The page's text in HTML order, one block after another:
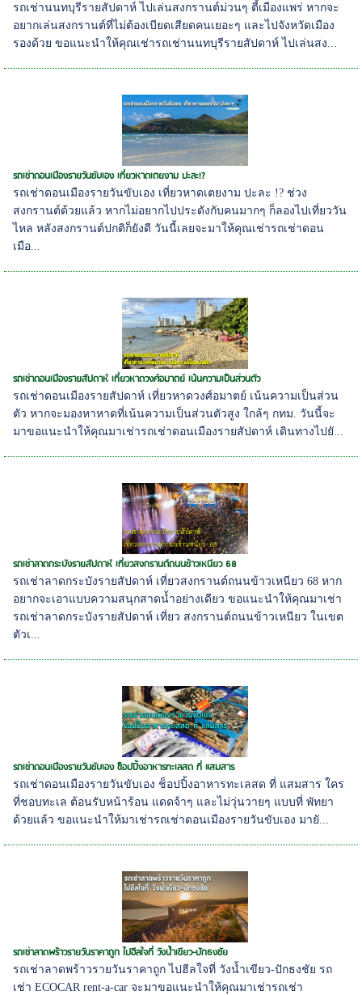
รถเช่านนทบุรีรายสัปดาห์ ไปเล่นสงกรานต์ม่วนๆ ตี้เมืองแพร่ หากจะ
อยากเล่นสงกรานต์ที่ไม่ต้องเบียดเสียดคนเยอะๆ และไปจังหวัดเมือง
รองด้วย ขอแนะนำให้คุณเช่ารถเช่านนทบุรีรายสัปดาห์ ไปเล่นสง...
รถเช่าดอนเมืองรายวันขับเอง เที่ยวหาดเตยงาม ปะละ!?
รถเช่าดอนเมืองรายวันขับเอง เที่ยวหาดเตยงาม ปะละ !? ช่วง
สงกรานต์ด้วยแล้ว หากไม่อยากไปประดังกับคนมากๆ ก็ลองไปเที่ยววัน
ไหล หลังสงกรานต์ปกติก็ยังดี วันนี้เลยจะมาให้คุณเช่ารถเช่าดอน
เมือ...
รถเช่าดอนเมืองรายสัปดาห์ เที่ยวหาดวงศ์อมาตย์ เน้นความเป็นส่วนตัว
รถเช่าดอนเมืองรายสัปดาห์ เที่ยวหาดวงศ์อมาตย์ เน้นความเป็นส่วน
ตัว หากจะมองหาหาดที่เน้นความเป็นส่วนตัวสูง ใกล้ๆ กทม. วันนี้จะ
มาขอแนะนำให้คุณมาเช่ารถเช่าดอนเมืองรายสัปดาห์ เดินทางไปยั...
รถเช่าลาดกระบังรายสัปดาห์ เที่ยวสงกรานต์ถนนข้าวเหนียว 68
รถเช่าลาดกระบังรายสัปดาห์ เที่ยวสงกรานต์ถนนข้าวเหนียว 68 หาก
อยากจะเอาแบบความสนุกสาดน้ำอย่างเดียว ขอแนะนำให้คุณมาเช่า
รถเช่าลาดกระบังรายสัปดาห์ เที่ยว สงกรานต์ถนนข้าวเหนียว ในเขต
ตัวเ...
รถเช่าดอนเมืองรายวันขับเอง ช็อปปิ้งอาหารทะเลสด ที่ แสมสาร
รถเช่าดอนเมืองรายวันขับเอง ช็อปปิ้งอาหารทะเลสด ที่ แสมสาร ใคร
ที่ชอบทะเล ต้อนรับหน้าร้อน แดดจ้าๆ และไม่วุ่นวายๆ แบบที่ พัทยา
ด้วยแล้ว ขอแนะนำให้มาเช่ารถเช่าดอนเมืองรายวันขับเอง มายั...
รถเช่าลาดพร้าวรายวันราคาถูก ไปฮีลใจที่ วังน้ำเขียว-ปักธงชัย
รถเช่าลาดพร้าวรายวันราคาถูก ไปฮีลใจที่ วังน้ำเขียว-ปักธงชัย รถ
เช่า ECOCAR rent-a-car จะมาขอแนะนำให้คุณมาเช่ารถเช่า